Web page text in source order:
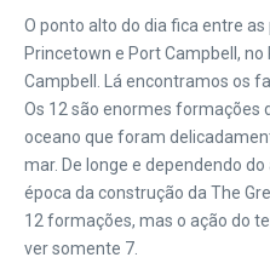
O ponto alto do dia fica entre
Princetown e Port Campbell,
Campbell. Lá encontramos os
Os 12 são enormes formações
oceano que foram
mar. De longe e dependendo
época da construção da The
12 formações, mas o ação do
ver somente 7.